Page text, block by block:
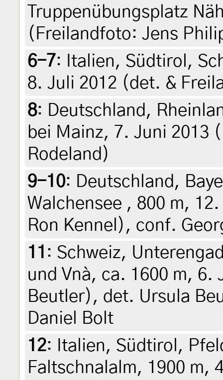
Truppenübungsplatz
(Freilandfoto: Jens
6-7:
Italien, Südtirol,
8. Juli 2012 (det. &
8: Deutschland,
bei Mainz, 7. Juni 2013
Rodeland)
9-10: Deutschland,
Walchensee , 800 m,
Ron Kennel), conf.
11 : Schweiz,
und Vnà, ca. 1600 m, 6.
Beutler), det. Ursula
Daniel Bolt
12:
Italien, Südtirol,
Faltschnalalm, 1900 m,